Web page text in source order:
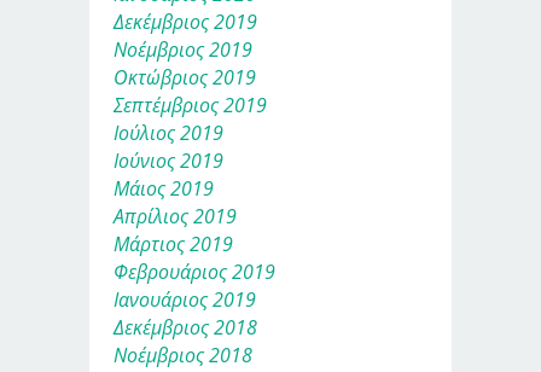
Δεκέμβριος 2019
Νοέμβριος 2019
Οκτώβριος 2019
Σεπτέμβριος 2019
Ιούλιος 2019
Ιούνιος 2019
Μάιος 2019
Απρίλιος 2019
Μάρτιος 2019
Φεβρουάριος 2019
Ιανουάριος 2019
Δεκέμβριος 2018
Νοέμβριος 2018